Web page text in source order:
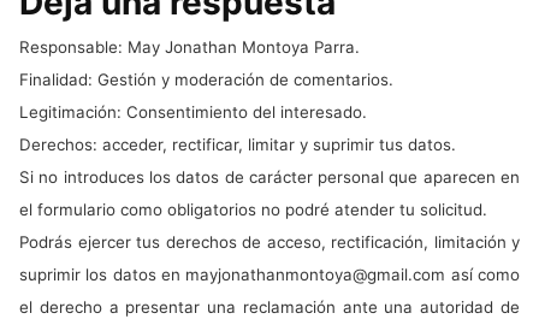
Responsable: May Jonathan Montoya Parra.
Finalidad: Gestión y moderación de comentarios.
Legitimación: Consentimiento del interesado.
Derechos: acceder, rectificar, limitar y suprimir tus datos.
Si no introduces los datos de carácter personal que aparecen en
el formulario como obligatorios no podré atender tu solicitud.
Podrás ejercer tus derechos de acceso, rectificación, limitación y
suprimir los datos en mayjonathanmontoya@gmail.com así como
el derecho a presentar una reclamación ante una autoridad de